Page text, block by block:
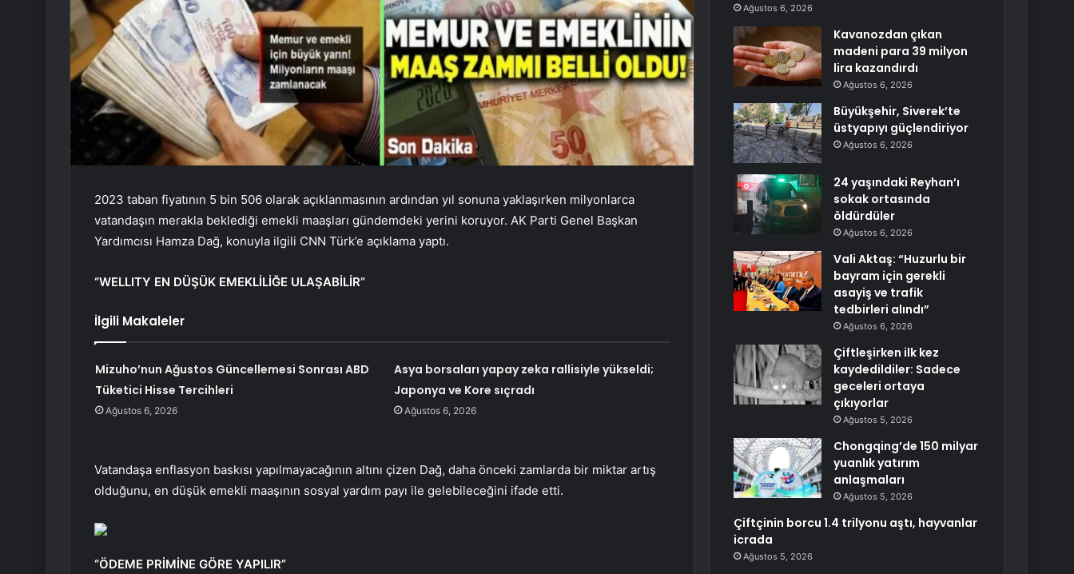
2023 taban fiyatının 5 bin 506 olarak açıklanmasının ardından yıl sonuna yaklaşırken milyonlarca
vatandaşın merakla beklediği emekli maaşları gündemdeki yerini koruyor. AK Parti Genel Başkan
Yardımcısı Hamza Dağ, konuyla ilgili CNN Türk’e açıklama yaptı.
“WELLITY EN DÜŞÜK EMEKLİLİĞE ULAŞABİLİR”
İlgili Makaleler
Mizuho’nun Ağustos Güncellemesi Sonrası ABD
Tüketici Hisse Tercihleri
Ağustos 6, 2026
Asya borsaları yapay zeka rallisiyle yükseldi;
Japonya ve Kore sıçradı
Ağustos 6, 2026
Vatandaşa enflasyon baskısı yapılmayacağının altını çizen Dağ, daha önceki zamlarda bir miktar artış
olduğunu, en düşük emekli maaşının sosyal yardım payı ile gelebileceğini ifade etti.
“ÖDEME PRİMİNE GÖRE YAPILIR”
Ağustos 6, 2026
Kavanozdan çıkan
madeni para 39 milyon
lira kazandırdı
Ağustos 6, 2026
Büyükşehir, Siverek’te
üstyapıyı güçlendiriyor
Ağustos 6, 2026
24 yaşındaki Reyhan’ı
sokak ortasında
öldürdüler
Ağustos 6, 2026
Vali Aktaş: “Huzurlu bir
bayram için gerekli
asayiş ve trafik
tedbirleri alındı”
Ağustos 6, 2026
Çiftleşirken ilk kez
kaydedildiler: Sadece
geceleri ortaya
çıkıyorlar
Ağustos 5, 2026
Chongqing’de 150 milyar
yuanlık yatırım
anlaşmaları
Ağustos 5, 2026
Çiftçinin borcu 1.4 trilyonu aştı, hayvanlar
icrada
Ağustos 5, 2026